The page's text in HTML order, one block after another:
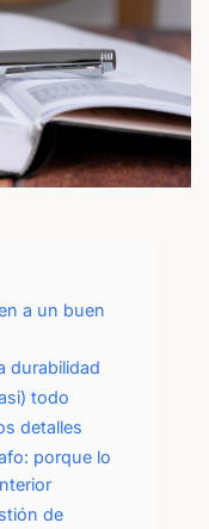
a un buen
durabilidad
todo
detalles
porque lo
de